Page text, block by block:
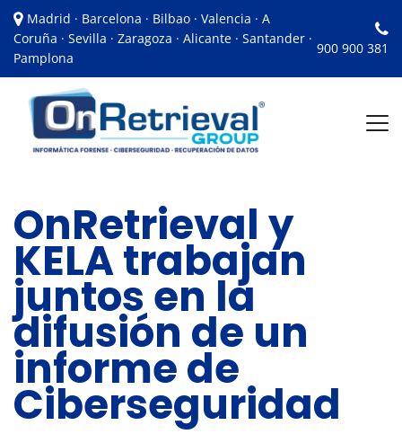
Madrid · Barcelona · Bilbao · Valencia · A
Coruña · Sevilla · Zaragoza · Alicante · Santander ·
Pamplona
900 900 381
OnRetrieval y
KELA trabajan
juntos en la
difusión de un
informe de
Ciberseguridad